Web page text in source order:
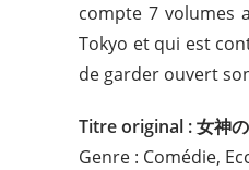
compte 7 volumes
Tokyo et qui est
de garder ouvert
Titre original : 女神
Genre : Comédie,